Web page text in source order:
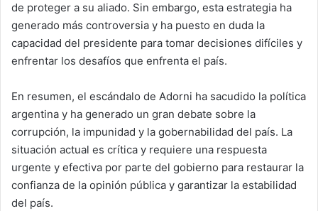
de proteger a su aliado. Sin embargo, esta estrategia ha
generado más controversia y ha puesto en duda la
capacidad del presidente para tomar decisiones difíciles y
enfrentar los desafíos que enfrenta el país.
En resumen, el escándalo de Adorni ha sacudido la política
argentina y ha generado un gran debate sobre la
corrupción, la impunidad y la gobernabilidad del país. La
situación actual es crítica y requiere una respuesta
urgente y efectiva por parte del gobierno para restaurar la
confianza de la opinión pública y garantizar la estabilidad
del país.